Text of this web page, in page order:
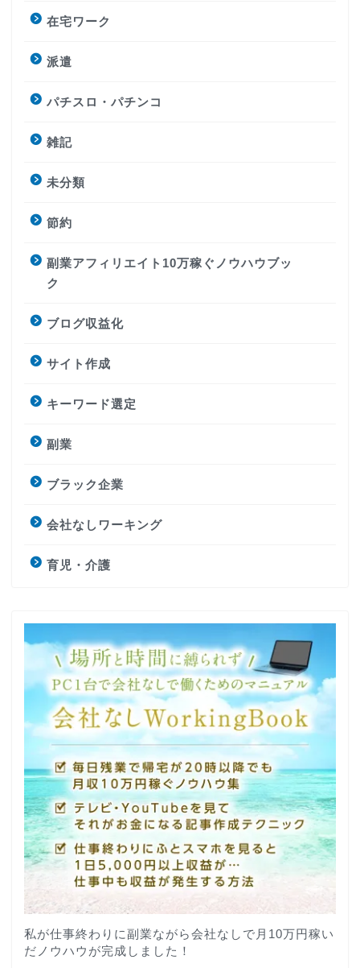
在宅ワーク
派遣
パチスロ・パチンコ
雑記
未分類
節約
副業アフィリエイト10万稼ぐノウハウブッ
ク
ブログ収益化
サイト作成
キーワード選定
副業
ブラック企業
会社なしワーキング
育児・介護
私が仕事終わりに副業ながら会社なしで月10万円稼い
だノウハウが完成しました！